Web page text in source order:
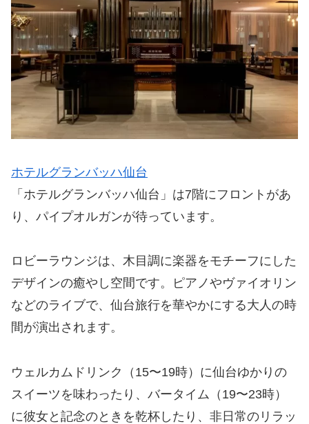
ホテルグランバッハ仙台
「ホテルグランバッハ仙台」は7階にフロントがあ
り、パイプオルガンが待っています。
ロビーラウンジは、木目調に楽器をモチーフにした
デザインの癒やし空間です。ピアノやヴァイオリン
などのライブで、仙台旅行を華やかにする大人の時
間が演出されます。
ウェルカムドリンク（15〜19時）に仙台ゆかりの
スイーツを味わったり、バータイム（19〜23時）
に彼女と記念のときを乾杯したり、非日常のリラッ